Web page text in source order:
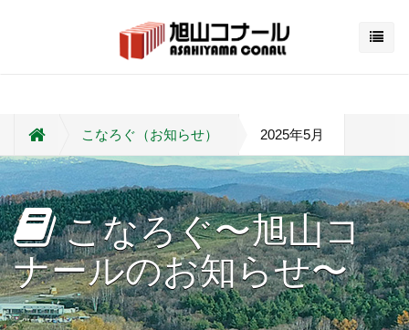
こなろぐ（お知らせ） 2025年5月
こなろぐ〜旭山コ
ナールのお知らせ〜